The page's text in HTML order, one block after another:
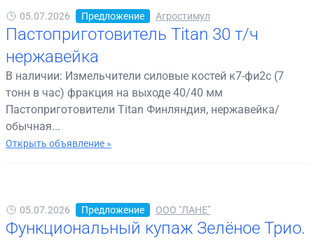
05.07.2026 Предложение Агростимул
Пастоприготовитель Titan 30 т/ч
нержавейка
В наличии: Измельчители силовые костей к7-фи2с (7
тонн в час) фракция на выходе 40/40 мм
Пастоприготовители Titan Финляндия, нержавейка/
обычная...
Открыть объявление »
05.07.2026 Предложение ООО "ЛАНЕ"
Функциональный купаж Зелёное Трио.